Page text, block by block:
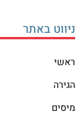
ניווט באתר
ראשי
הגירה
מיסים